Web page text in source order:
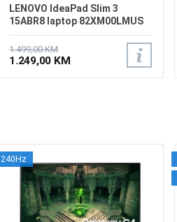
LENOVO IdeaPad Slim 3
15ABR8 laptop 82XM00LMUS
1.499,00 KM
1.249,00 KM
240Hz